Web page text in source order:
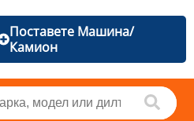
Поставете Машина/
Камион